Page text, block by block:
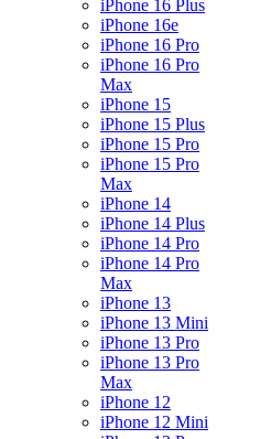
iPhone 16 Plus
iPhone 16e
iPhone 16 Pro
iPhone 16 Pro
Max
iPhone 15
iPhone 15 Plus
iPhone 15 Pro
iPhone 15 Pro
Max
iPhone 14
iPhone 14 Plus
iPhone 14 Pro
iPhone 14 Pro
Max
iPhone 13
iPhone 13 Mini
iPhone 13 Pro
iPhone 13 Pro
Max
iPhone 12
iPhone 12 Mini